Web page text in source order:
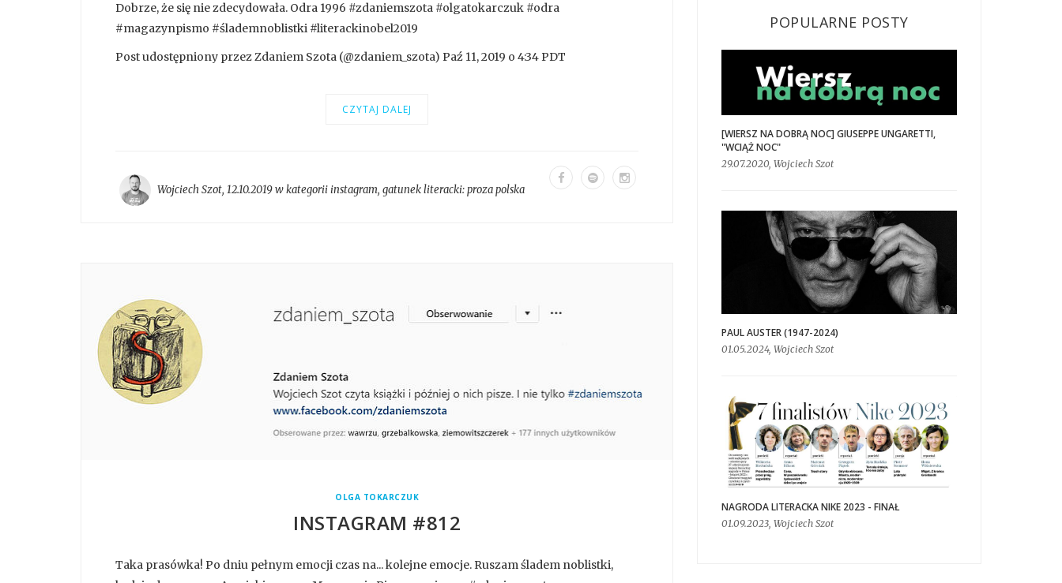
Dobrze, że się nie zdecydowała. Odra 1996 #zdaniemszota #olgatokarczuk #odra
#magazynpismo #ślademnoblistki #literackinobel2019
Post udostępniony przez Zdaniem Szota (@zdaniem_szota) Paź 11, 2019 o 4:34 PDT
CZYTAJ DALEJ
Wojciech Szot, 12.10.2019 w kategoriiinstagram, gatunek literacki:proza polska
OLGA TOKARCZUK
INSTAGRAM #812
Taka prasówka! Po dniu pełnym emocji czas na... kolejne emocje. Ruszam śladem noblistki,
POPULARNE POSTY
[WIERSZ NA DOBRĄ NOC] GIUSEPPE UNGARETTI,
"WCIĄŻ NOC"
29.07.2020, Wojciech Szot
PAUL AUSTER (1947-2024)
01.05.2024, Wojciech Szot
NAGRODA LITERACKA NIKE 2023 - FINAŁ
01.09.2023, Wojciech Szot